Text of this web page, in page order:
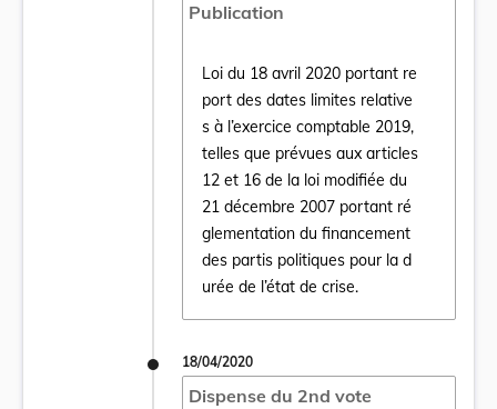
Publication
Loi du 18 avril 2020 portant re
port des dates limites relative
s à l’exercice comptable 2019,
telles que prévues aux articles
12 et 16 de la loi modifiée du
21 décembre 2007 portant ré
glementation du financement
des partis politiques pour la d
urée de l’état de crise.
Ouvrir le document Loi du 18 avril 2020
18/04/2020
Dispense du 2nd vote